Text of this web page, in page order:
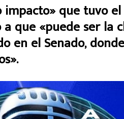
que tuvo
que «puede ser la
en el Senado,